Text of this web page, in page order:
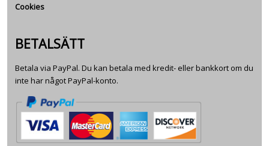
Cookies
BETALSÄTT
Betala via PayPal. Du kan betala med kredit- eller bankkort om du
inte har något PayPal-konto.